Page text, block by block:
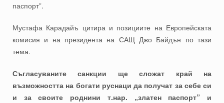
паспорт”.
Мустафа Карадайъ цитира и позициите на Европейската
комисия и на президента на САЩ Джо Байдън по тази
тема.
Съгласуваните санкции ще сложат край на
възможността на богати руснаци да получат за себе си
и за своите роднини т.нар. „златен паспорт” и